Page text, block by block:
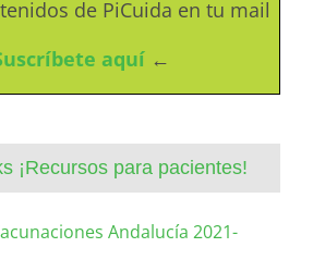
de PiCuida en tu mail
aquí ←
¡Recursos para pacientes!
Andalucía 2021-